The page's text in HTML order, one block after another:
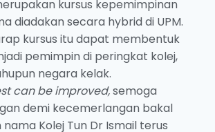
kursus kepemimpinan
diadakan secara hybrid di UPM.
kursus itu dapat membentuk
pemimpin di peringkat kolej,
negara kelak.
can be improved,semoga
demi kecemerlangan bakal
Kolej Tun Dr Ismail terus